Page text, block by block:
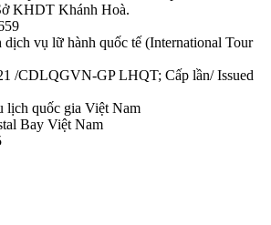
KHDT Khánh Hoà.
vụ lữ hành quốc tế (International Tour
/CDLQGVN-GP LHQT; Cấp lần/ Issued
lịch quốc gia Việt Nam
Bay Việt Nam